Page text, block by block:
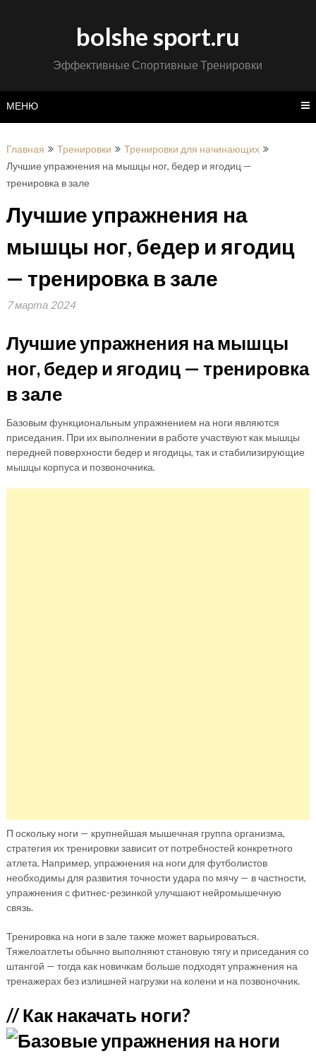
bolshe sport.ru
Эффективные Спортивные Тренировки
МЕНЮ
Главная Тренировки
Тренировки для начинающих
Лучшие упражнения на мышцы ног, бедер и ягодиц —
тренировка в зале
Лучшие упражнения на
мышцы ног, бедер и ягодиц
— тренировка в зале
7 марта 2024
Лучшие упражнения на мышцы
ног, бедер и ягодиц — тренировка
в зале
Базовым функциональным упражнением на ноги являются
приседания. При их выполнении в работе участвуют как мышцы
передней поверхности бедер и ягодицы, так и стабилизирующие
мышцы корпуса и позвоночника.
П оскольку ноги — крупнейшая мышечная группа организма,
стратегия их тренировки зависит от потребностей конкретного
атлета. Например, упражнения на ноги для футболистов
необходимы для развития точности удара по мячу — в частности,
упражнения с фитнес-резинкой улучшают нейромышечную
связь.
Тренировка на ноги в зале также может варьироваться.
Тяжелоатлеты обычно выполняют становую тягу и приседания со
штангой — тогда как новичкам больше подходят упражнения на
тренажерах без излишней нагрузки на колени и на позвоночник.
// Как накачать ноги?